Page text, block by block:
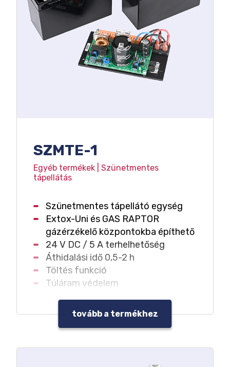
SZMTE-1
Egyéb termékek | Szünetmentes
tápellátás
Szünetmentes tápellátó egység
Extox-Uni és GAS RAPTOR
gázérzékelő központokba építhető
24 V DC / 5 A terhelhetőség
Áthidalási idő 0,5-2 h
Töltés funkció
Túláram védelem
védelmetovább a termékhez